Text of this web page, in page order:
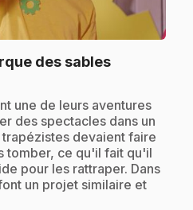
des sables.
une de leurs aventures
des spectacles dans un
devaient faire
tomber, ce qu'il fait qu'il
pour les rattraper. Dans
un projet similaire et